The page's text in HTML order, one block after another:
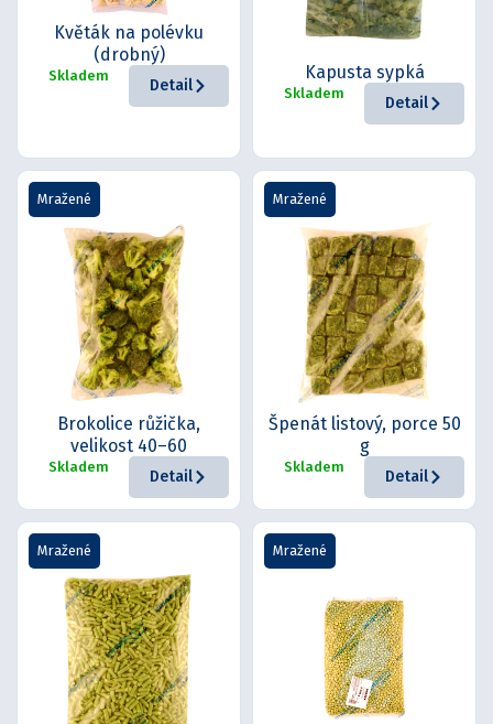
Květák na polévku
(drobný)
Skladem
Detail
Kapusta sypká
Skladem
Detail
Mražené
Brokolice růžička,
velikost 40–60
Skladem
Detail
Mražené
Špenát listový, porce 50
g
Skladem
Detail
Mražené Mražené